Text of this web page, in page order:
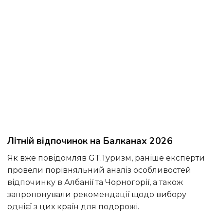
Літній відпочинок на Балканах 2026
Як вже повідомляв GT.Туризм, раніше експерти
провели порівняльний аналіз особливостей
відпочинку в Албанії та Чорногорії, а також
запропонували рекомендації щодо вибору
однієї з цих країн для подорожі.